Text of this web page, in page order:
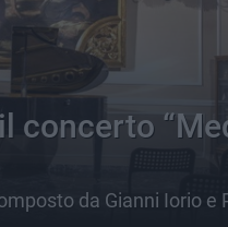
concerto
da Gianni Iorio e